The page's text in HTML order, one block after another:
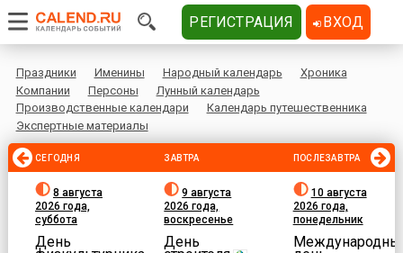
Праздники Именины Народный календарь
Хроника
Компании
Персоны
Лунный календарь
Производственные календари
Календарь путешественника
Экспертные материалы
СЕГОДНЯ
8 августа
2026 года,
суббота
День
ЗАВТРА
9 августа
2026 года,
воскресенье
День
ПОСЛЕЗАВТРА
10 августа
2026 года,
понедельник
РЕГИСТРАЦИЯ ВХОД